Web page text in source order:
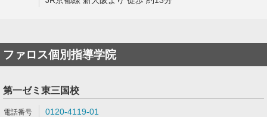
ファロス個別指導学院
第一ゼミ東三国校
0120-4119-01